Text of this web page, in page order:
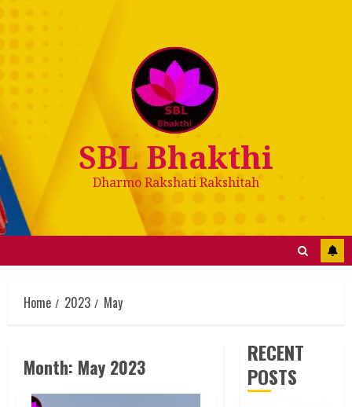
SBL Bhakthi
Dharmo Rakshati Rakshitah
Home 2023 May
Month: May 2023
RECENT
POSTS